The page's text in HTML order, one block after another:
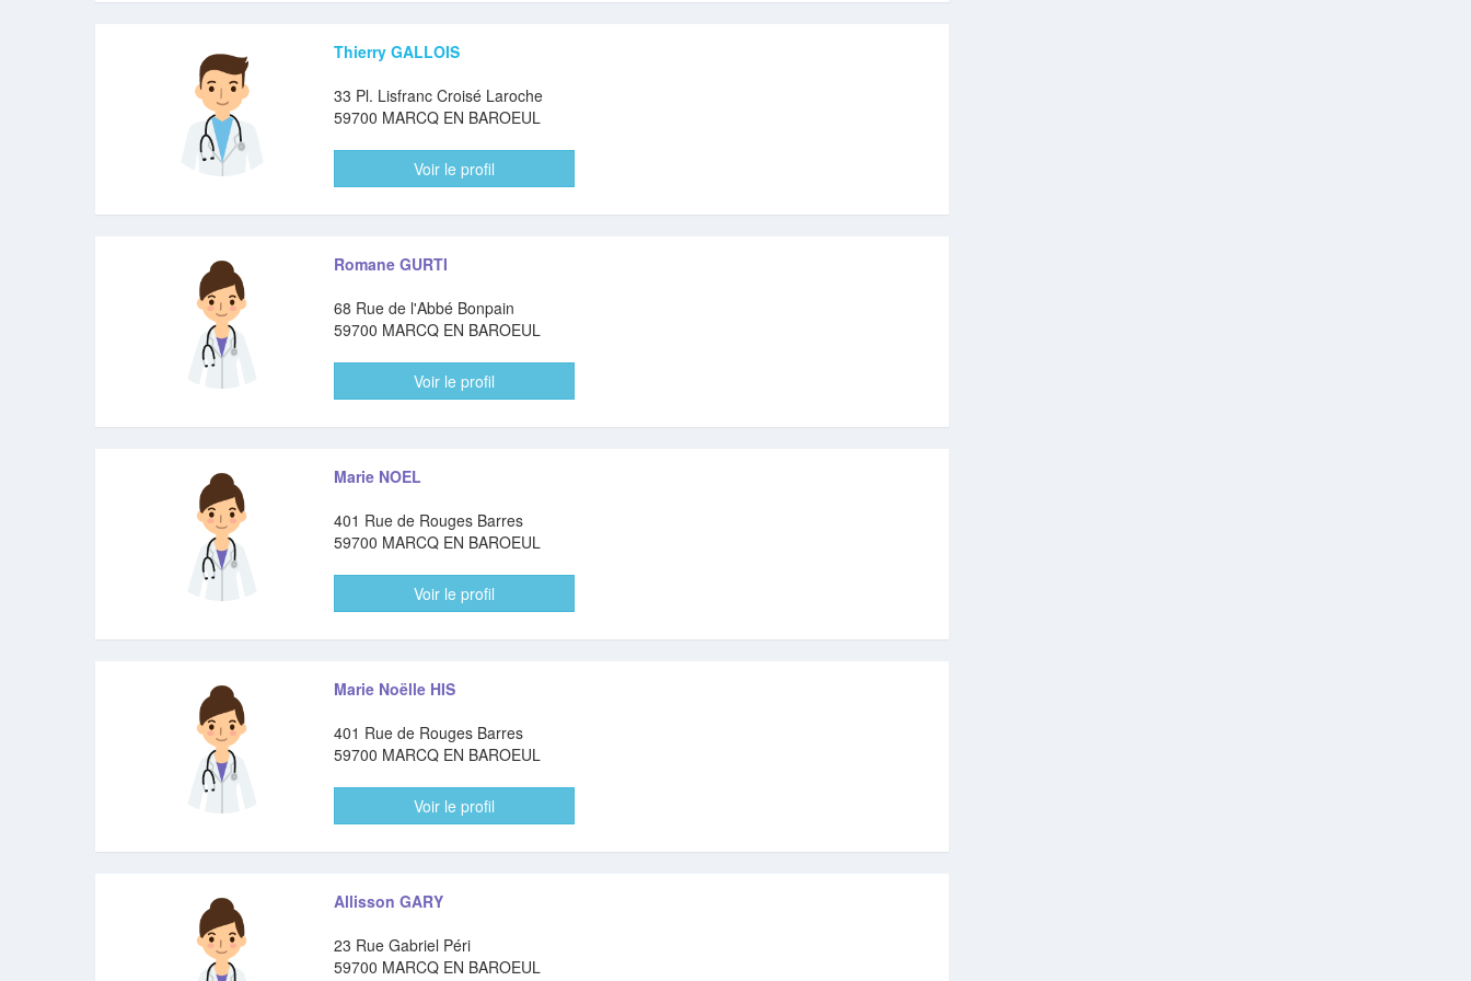
Thierry GALLOIS
33 Pl. Lisfranc Croisé Laroche
59700 MARCQ EN BAROEUL
Voir le profil
Romane GURTI
68 Rue de l'Abbé Bonpain
59700 MARCQ EN BAROEUL
Voir le profil
Marie NOEL
401 Rue de Rouges Barres
59700 MARCQ EN BAROEUL
Voir le profil
Marie Noëlle HIS
401 Rue de Rouges Barres
59700 MARCQ EN BAROEUL
Voir le profil
Allisson GARY
23 Rue Gabriel Péri
59700 MARCQ EN BAROEUL